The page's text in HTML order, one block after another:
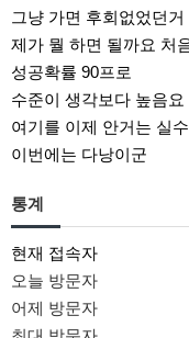
그냥 가면 후회없었던
제가 뭘 하면 될까요 처
성공확률 90프로
수준이 생각보다 높음요
여기를 이제 안거는 실
이번에는 다낭이군
통계
현재 접속자
오늘 방문자
어제 방문자